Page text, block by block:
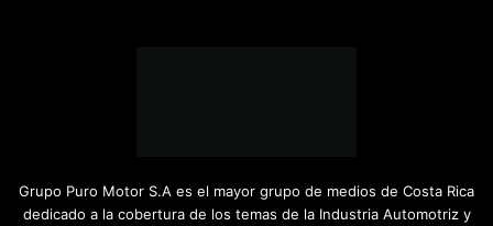
Grupo Puro Motor S.A es el mayor grupo de medios de Costa Rica
dedicado a la cobertura de los temas de la Industria Automotriz y